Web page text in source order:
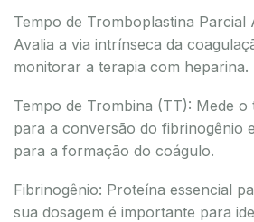
Tempo de Tromboplastina Parcial
Avalia a via intrínseca da
monitorar a terapia com heparina.
Tempo de Trombina (TT): Mede o
para a conversão do fibrinogênio
para a formação do coágulo.
Fibrinogênio: Proteína essencial
sua dosagem é importante para